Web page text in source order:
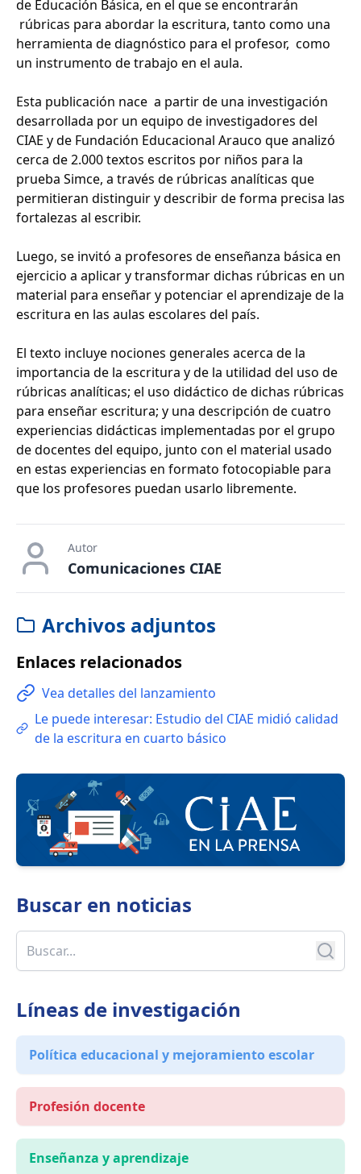
de Educación Básica, en el que se encontrarán
rúbricas para abordar la escritura, tanto como una
herramienta de diagnóstico para el profesor, como
un instrumento de trabajo en el aula.
Esta publicación nace a partir de una investigación
desarrollada por un equipo de investigadores del
CIAE y de Fundación Educacional Arauco que analizó
cerca de 2.000 textos escritos por niños para la
prueba Simce, a través de rúbricas analíticas que
permitieran distinguir y describir de forma precisa las
fortalezas al escribir.
Luego, se invitó a profesores de enseñanza básica en
ejercicio a aplicar y transformar dichas rúbricas en un
material para enseñar y potenciar el aprendizaje de la
escritura en las aulas escolares del país.
El texto incluye nociones generales acerca de la
importancia de la escritura y de la utilidad del uso de
rúbricas analíticas; el uso didáctico de dichas rúbricas
para enseñar escritura; y una descripción de cuatro
experiencias didácticas implementadas por el grupo
de docentes del equipo, junto con el material usado
en estas experiencias en formato fotocopiable para
que los profesores puedan usarlo libremente.
Autor
Comunicaciones CIAE
Archivos adjuntos
Enlaces relacionados
Vea detalles del lanzamiento
Le puede interesar: Estudio del CIAE midió calidad
de la escritura en cuarto básico
Buscar en noticias
Líneas de investigación
Política educacional y mejoramiento escolar
Profesión docente
Enseñanza y aprendizaje